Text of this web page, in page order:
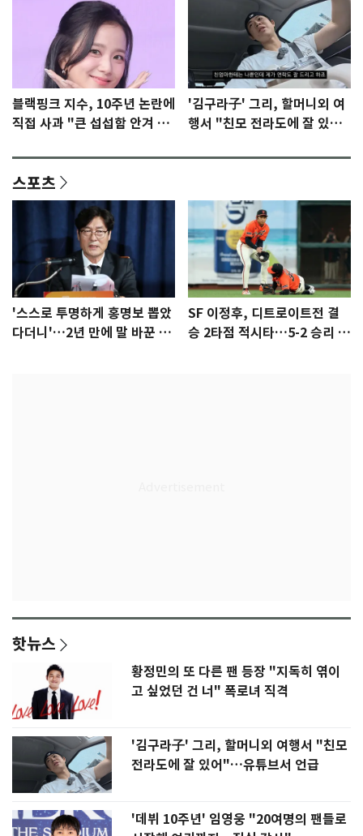
블랙핑크 지수, 10주년 논란에
직접 사과 "큰 섭섭함 안겨 미
'김구라子' 그리, 할머니외 여
행서 "친모 전라도에 잘 있
스포츠
'스스로 투명하게 홍명보 뽑았
다더니'…2년 만에 말 바꾼 이
SF 이정후, 디트로이트전 결
승 2타점 적시타…5-2 승리 견
핫뉴스
황정민의 또 다른 팬 등장 "지독히 엮이
고 싶었던 건 너" 폭로녀 직격
'김구라子' 그리, 할머니외 여행서 "친모
전라도에 잘 있어"…유튜브서 언급
'데뷔 10주년' 임영웅 "20여명의 팬들로